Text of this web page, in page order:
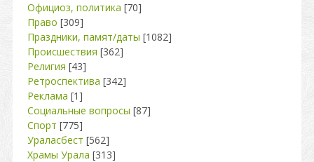
Официоз, политика [70]
Право [309]
Праздники, памят/даты [1082]
Происшествия [362]
Религия [43]
Ретроспектива [342]
Реклама [1]
Социальные вопросы [87]
Спорт [775]
Ураласбест [562]
Храмы Урала [313]